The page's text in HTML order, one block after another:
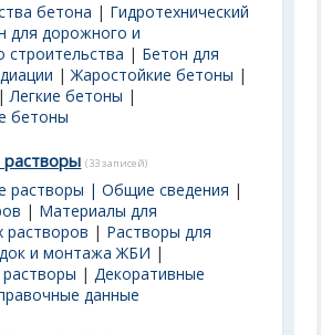
бетона | Гидротехнический
для дорожного и
строительства | Бетон для
|Жаростойкие бетоны |
|Легкие бетоны |
бетоны
(33 записей)
растворы | Общие сведения |
| Материалы для
растворов | Растворы для
и монтажа ЖБИ |
|Декоративные
данные